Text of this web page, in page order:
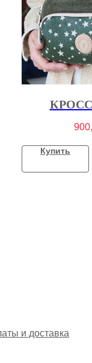
Купить
и доставка